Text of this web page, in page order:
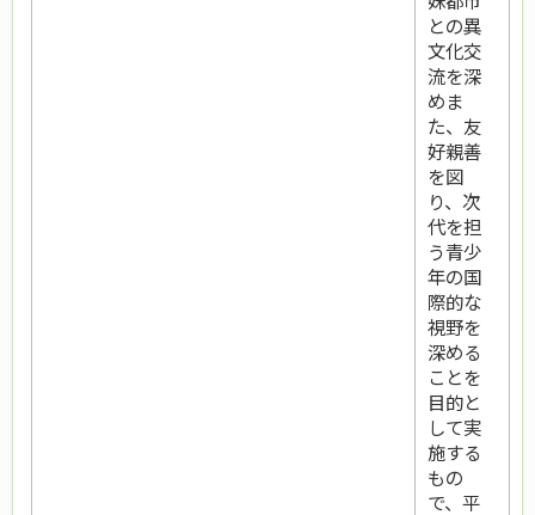
との異
文化交
流を深
めま
た、友
好親善
を図
り、次
代を担
う青少
年の国
際的な
視野を
深める
ことを
目的と
して実
施する
もの
で、平